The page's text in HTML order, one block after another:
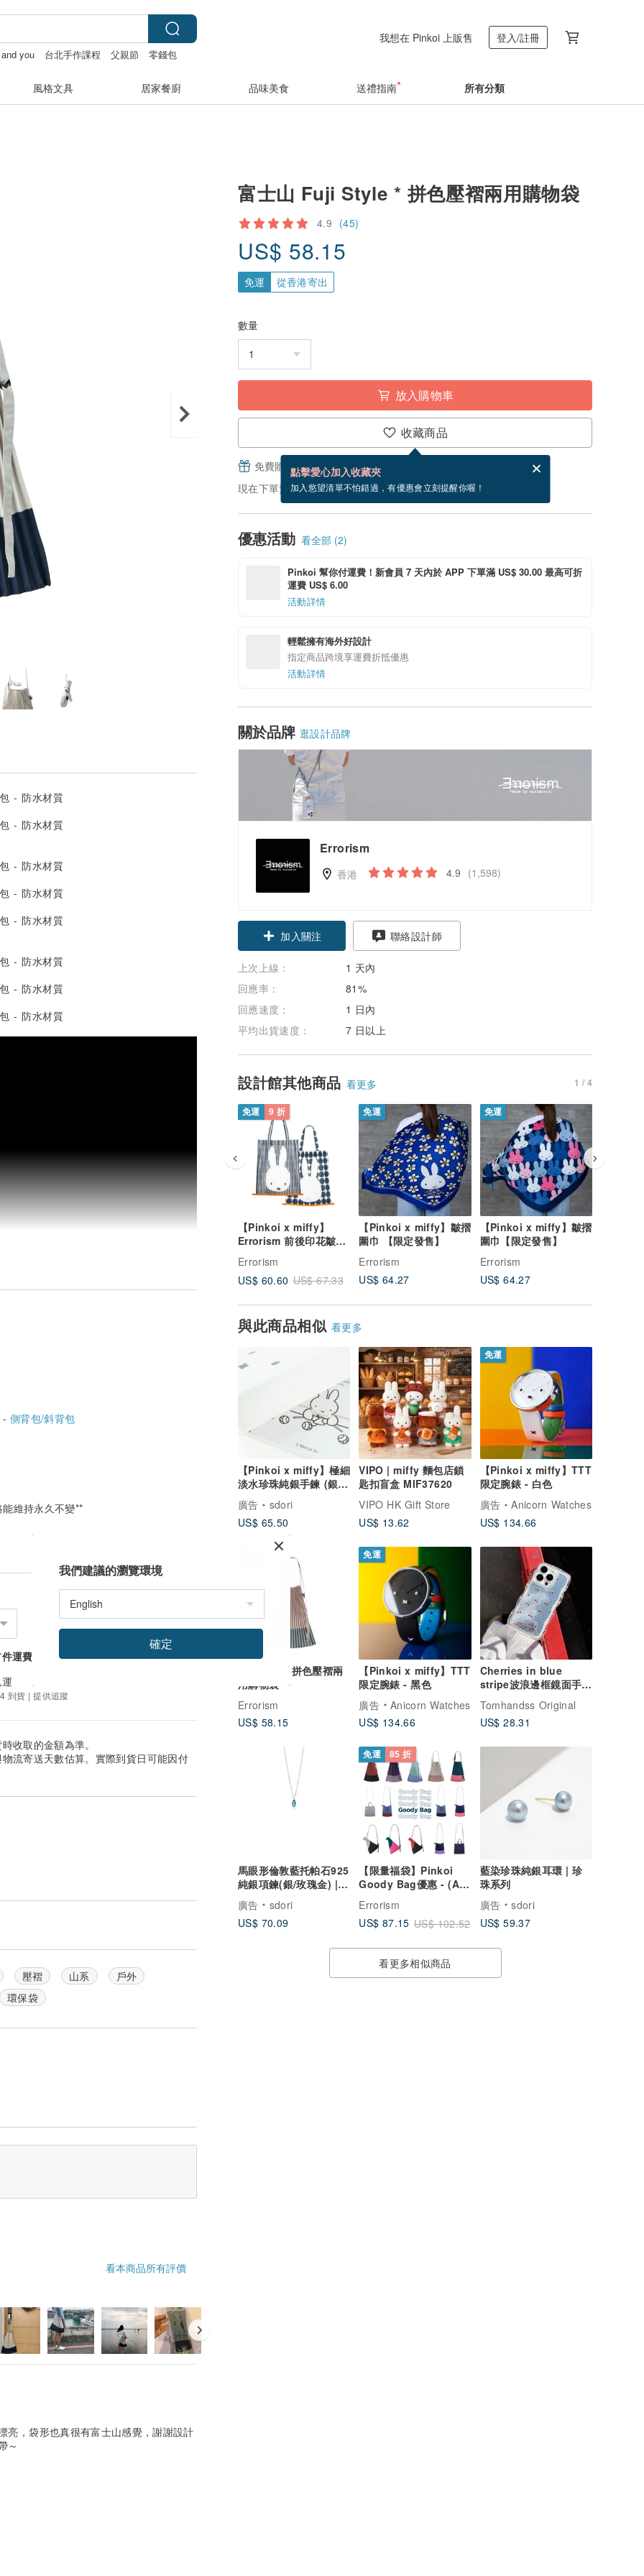
you 台北手作課程 父親節 零錢包
我想在 Pinkoi 上販售 登入/註冊
風格文具 居家餐廚 品味美食 送禮指南 所有分類
富士山 Fuji Style * 拼色壓褶兩用購物袋
4.9 (45)
US$ 58.15
免運 從香港寄出
數量
放入購物車
收藏商品
點擊愛心加入收藏夾
加入慾望清單不怕錯過，有優惠會立刻提醒你喔！
免費贈送電子賀卡，結帳完成後填寫
現在下單預估 8/15~8/24 到貨。
優惠活動 看全部 (2)
Pinkoi 幫你付運費！新會員 7 天內於 APP 下單滿 US$ 30.00 最高可折
運費 US$ 6.00
活動詳情
輕鬆擁有海外好設計
指定商品跨境享運費折抵優惠
活動詳情
關於品牌 逛設計品牌
Errorism
香港 4.9 (1,598)
加入關注 聯絡設計師
上次上線：
1 天內
回應率：
81%
回應速度：
1 日內
平均出貨速度：
7 日以上
設計館其他商品 看更多 1 / 4
免運 9 折
【Pinkoi x miffy】
Errorism 前後印花皺摺
網袋【限定商品】
Errorism
US$ 60.60 US$ 67.33
免運
【Pinkoi x miffy】皺摺
圍巾 【限定發售】
Errorism
US$ 64.27
免運
【Pinkoi x miffy】皺摺
圍巾【限定發售】
Errorism
US$ 64.27
與此商品相似 看更多
【Pinkoi x miffy】極細
淡水珍珠純銀手鍊 (銀/
玫瑰金/18k金)
廣告
sdori
US$ 65.50
VIPO | miffy 麵包店鎖
匙扣盲盒 MIF37620
VIPO HK Gift Store
US$ 13.62
免運
【Pinkoi x miffy】TTT
限定腕錶 - 白色
廣告
Anicorn Watches
US$ 134.66
Errorism * 拼色壓褶兩
用購物袋
Errorism
US$ 58.15
免運
【Pinkoi x miffy】TTT
限定腕錶 - 黑色
廣告
Anicorn Watches
US$ 134.66
Cherries in blue
stripe波浪邊框鏡面手機
Tomhandss Original
US$ 28.31
馬眼形倫敦藍托帕石925
純銀項鍊(銀/玫瑰金) |
托帕石系列
廣告
sdori
US$ 70.09
免運 85 折
【限量福袋】Pinkoi
Goody Bag優惠 - (A-E
Errorism
US$ 87.15 US$ 102.52
藍染珍珠純銀耳環 | 珍
珠系列
廣告
sdori
US$ 59.37
看更多相似商品
局地址。
-側背包/斜背包
維持永久不變**
運費
續件加收
到貨 | 提供追蹤
收取的金額為準。
流寄送天數估算。實際到貨日可能因付
壓褶 山系
戶外
環保袋
看本商品所有評價
亮，袋形也真很有富士山感覺，謝謝設計
～
我們建議的瀏覽環境
確定